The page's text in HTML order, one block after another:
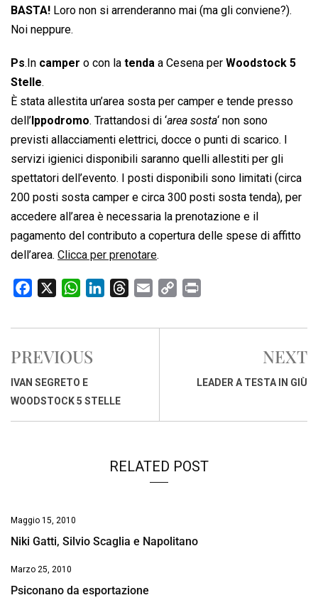
BASTA! Loro non si arrenderanno mai (ma gli conviene?).
Noi neppure.
Ps.In camper o con la tenda a Cesena per Woodstock 5
Stelle.
È stata allestita un’area sosta per camper e tende presso
dell’ Ippodromo. Trattandosi di ‘area sosta‘ non sono
previsti allacciamenti elettrici, docce o punti di scarico. I
servizi igienici disponibili saranno quelli allestiti per gli
spettatori dell’evento. I posti disponibili sono limitati (circa
200 posti sosta camper e circa 300 posti sosta tenda), per
accedere all’area è necessaria la prenotazione e il
pagamento del contributo a copertura delle spese di affitto
dell’area. Clicca per prenotare.
c
b
o
o
W
a
s
A
p
n
I
r
a
p
i
PREVIOUS
IVAN SEGRETO E
WOODSTOCK 5 STELLE
NEXT
LEADER A TESTA IN GIÙ
RELATED POST
Maggio 15, 2010
Niki Gatti, Silvio Scaglia e Napolitano
Marzo 25, 2010
Psiconano da esportazione